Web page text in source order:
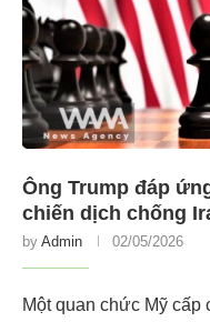
Ông Trump đáp
chiến dịch chống
by Admin 02/05/2026
Một quan chức Mỹ cấp